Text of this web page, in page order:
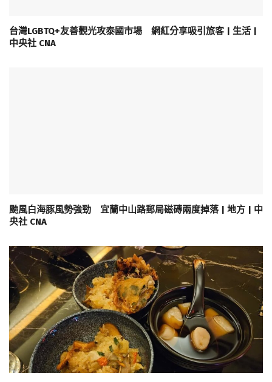
台灣LGBTQ+友善觀光攻泰國市場 網紅分享吸引旅客 | 生活 |
中央社 CNA
颱風白海豚風勢強勁 宜蘭中山路郵局磁磚兩度掉落 | 地方 | 中
央社 CNA